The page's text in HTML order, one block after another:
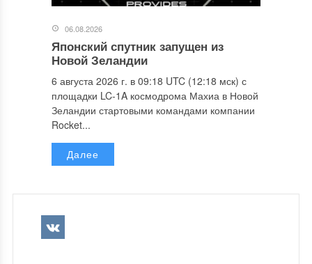
06.08.2026
Японский спутник запущен из
Новой Зеландии
6 августа 2026 г. в 09:18 UTC (12:18 мск) с
площадки LC-1A космодрома Махиа в Новой
Зеландии стартовыми командами компании
Rocket...
Далее